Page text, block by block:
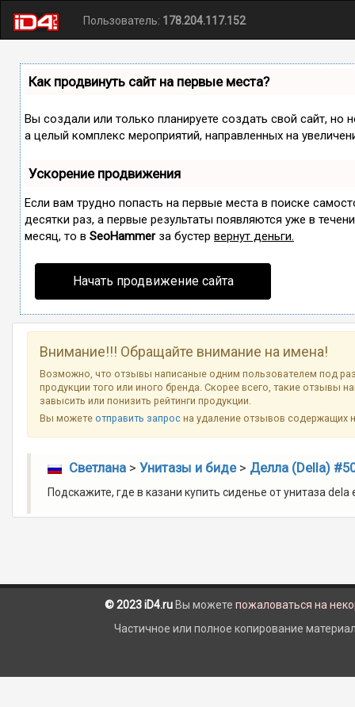
Пользователь: 178.204.117.152
Как продвинуть сайт на первые места?
Вы создали или только планируете создать свой сайт, но
а целый комплекс мероприятий, направленных на
Ускорение продвижения
Если вам трудно попасть на первые места в поиске
десятки раз, а первые результаты появляются уже в
месяц, то в SeoHammerза бустер вернут деньги.
Начать продвижение сайта
Внимание!!! Обращайте внимание на имена!
Возможно, что отзывы написаные одним пользователем под
продукции того или иного бренда. Скорее всего, такие отзывы
завысить или понизить рейтинги продукции.
Вы можетеотправить запрос на удаление отзывов
Светлана> Унитазы и биде> Делла (Della)
Подскажите, где в казани купить сиденье от унитаза
© 2023 iD4.ru Вы можете пожаловаться на
Частичное или полное копирование